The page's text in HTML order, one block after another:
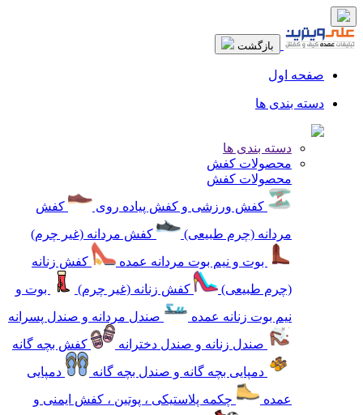
بازگشت
صفحه اول
دسته بندی ها
دسته بندی ها
محصولات کفش
محصولات کفش
کفش ورزشی و کفش پیاده روی
کفش
مردانه (چرم طبیعی)
کفش مردانه (غیر چرم)
بوت و نیم بوت مردانه عمده
کفش زنانه
(چرم طبیعی)
کفش زنانه (غیر چرم)
بوت و
نیم بوت زنانه عمده
صندل مردانه و صندل پسرانه
صندل زنانه و صندل دخترانه
کفش بچه گانه
دمپایی بچه گانه و صندل بچه گانه
دمپایی
عمده
چکمه پلاستیکی ، پوتین ، کفش ایمنی و